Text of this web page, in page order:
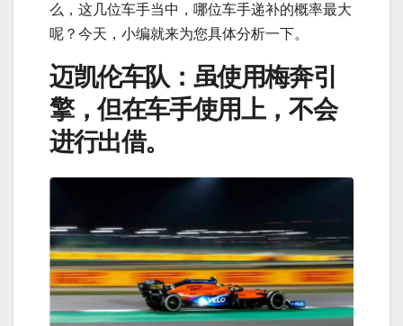
么，这几位车手当中，哪位车手递补的概率最大
呢？今天，小编就来为您具体分析一下。
迈凯伦车队：虽使用梅奔引
擎，但在车手使用上，不会
进行出借。